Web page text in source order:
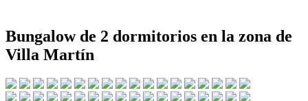
Bungalow de 2 dormitorios en la zona de
Villa Martín